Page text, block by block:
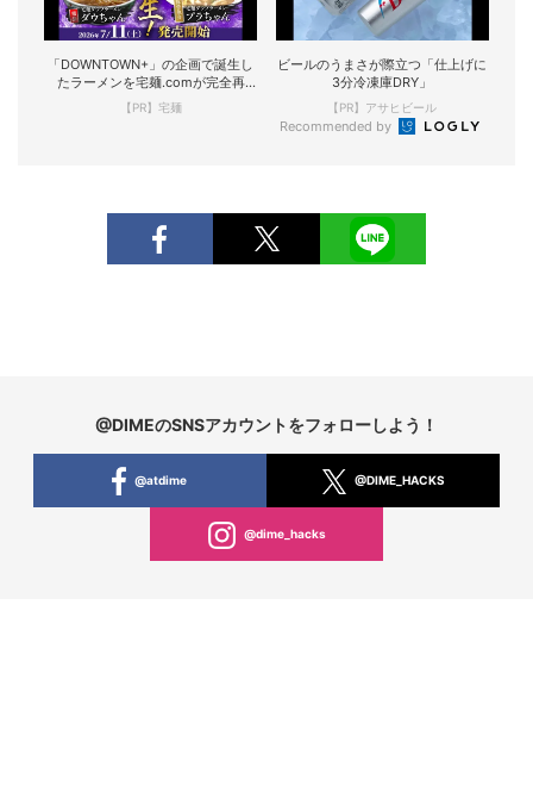
「DOWNTOWN+」の企画で誕生し
たラーメンを宅麺.comが完全再
現！
【PR】宅麺
ビールのうまさが際立つ「仕上げに
3分冷凍庫DRY」
【PR】アサヒビール
Recommended by
@DIMEのSNSアカウントをフォローしよう！
@atdime @DIME_HACKS
@dime_hacks